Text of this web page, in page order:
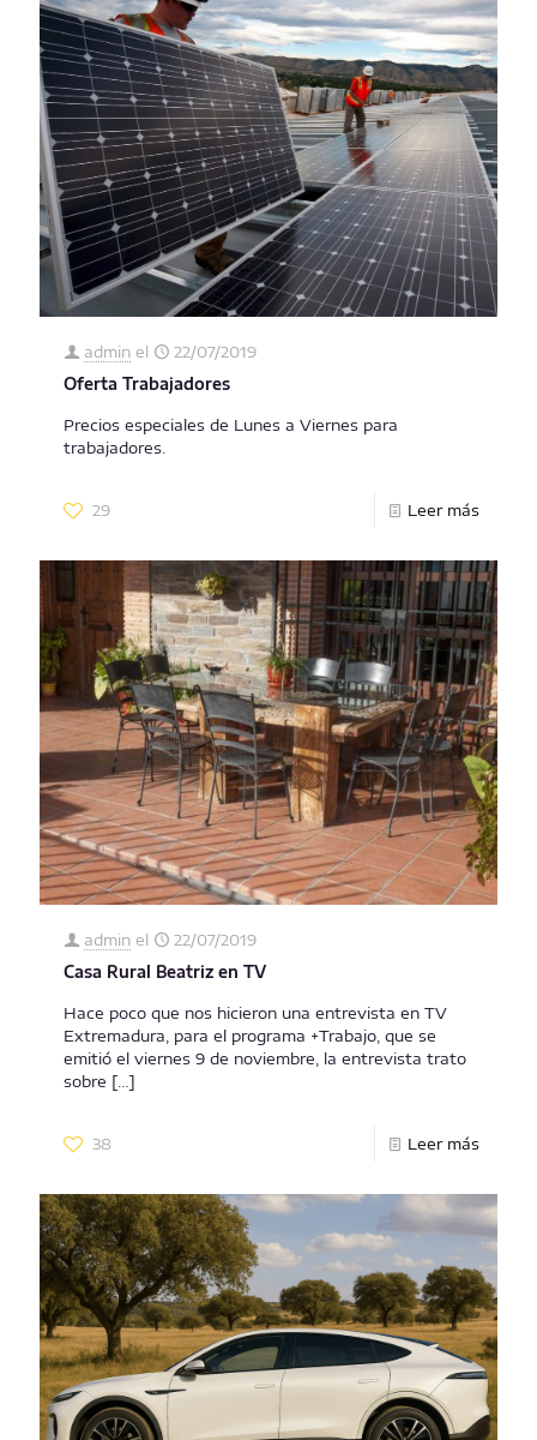
admin el
22/07/2019
Oferta Trabajadores
Precios especiales de Lunes a Viernes para
trabajadores.
29 Leer más
admin el
22/07/2019
Casa Rural Beatriz en TV
Hace poco que nos hicieron una entrevista en TV
Extremadura, para el programa +Trabajo, que se
emitió el viernes 9 de noviembre, la entrevista trato
sobre […]
38 Leer más